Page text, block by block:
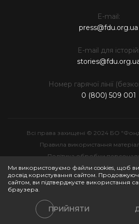
E-mail:
press@fdu.org.ua
E-mail для історій:
Номер гарячої лінії
0 (800) 509 001
Всі права захищені © 2024 БО
Правила використання
Політика обробки
Інтелектуальна
Ми використовуємо файли cookies, щоб
досвід користування сайтом.
сайтом, ви підтверджуєте використання
браузера.
ПРИЙНЯТИ